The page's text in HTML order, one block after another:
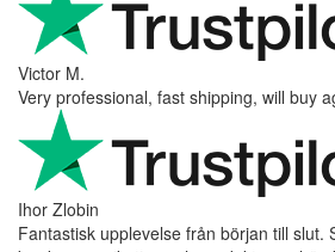
Victor M.
Very professional, fast shipping, will buy
Ihor Zlobin
Fantastisk upplevelse från början till slut.